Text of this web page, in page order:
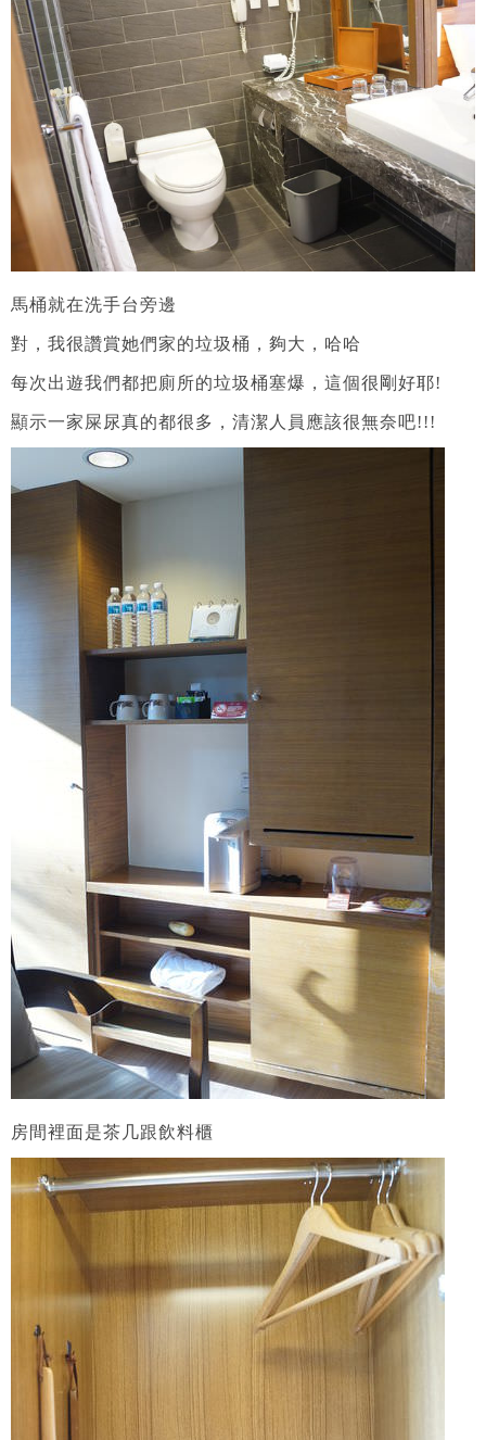
馬桶就在洗手台旁邊
對，我很讚賞她們家的垃圾桶，夠大，哈哈
每次出遊我們都把廁所的垃圾桶塞爆，這個很剛好耶!
顯示一家屎尿真的都很多，清潔人員應該很無奈吧!!!
房間裡面是茶几跟飲料櫃